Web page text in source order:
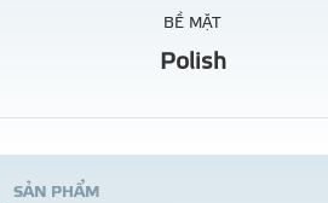
BỀ MẶT
Polish
SẢN PHẨM